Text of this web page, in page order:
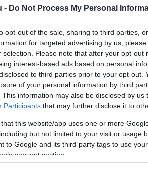
- Do Not Process My Personal
opt-out of the sale, sharing to third parties,
for targeted advertising by us,
selection. Please note that after your opt-out
interest-based ads based on personal
to third parties prior to your opt-out.
of your personal information by third
This information may also be disclosed by us
Participants that may further disclose it to
that this website/app uses one or more
but not limited to your visit or usage
to Google and its third-party tags to use
consent section.